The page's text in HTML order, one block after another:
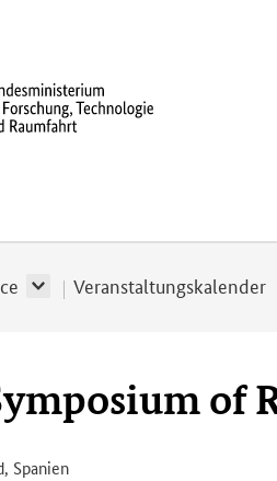
Veranstaltungskalender
of
Spanien